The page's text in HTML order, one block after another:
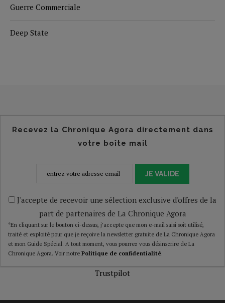
Guerre Commerciale
Deep State
Recevez la Chronique Agora directement dans
votre boîte mail
JE VALIDE
J'accepte de recevoir une sélection exclusive d'offres de la
part de partenaires de La Chronique Agora
*En cliquant sur le bouton ci-dessus, j’accepte que mon e-mail saisi soit utilisé,
traité et exploité pour que je reçoive la newsletter gratuite de La Chronique Agora
et mon Guide Spécial. A tout moment, vous pourrez vous désinscrire de La
Chronique Agora. Voir notre Politique de confidentialité.
Trustpilot